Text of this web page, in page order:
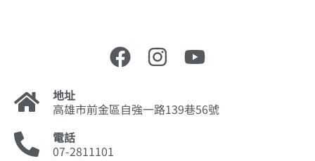
地址
高雄市前金區自強一路139巷56號
電話
07-2811101